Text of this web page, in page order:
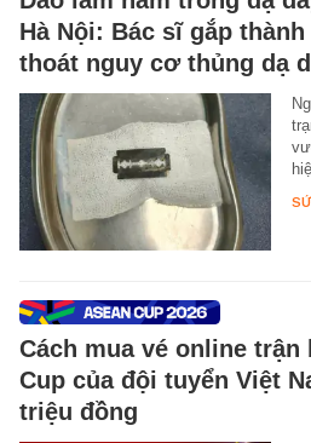
Hà Nội: Bác sĩ gắp
thoát nguy cơ thủng dạ
Cách mua vé online trận
Cup của đội tuyển Việt
triệu đồng